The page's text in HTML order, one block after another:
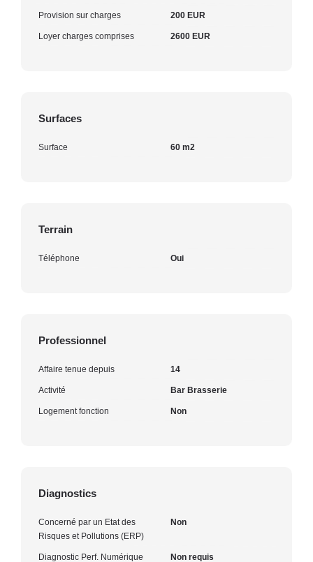
Provision sur charges 200 EUR
Loyer charges comprises 2600 EUR
Surfaces
Surface 60 m2
Terrain
Téléphone Oui
Professionnel
Affaire tenue depuis 14
Activité Bar Brasserie
Logement fonction Non
Diagnostics
Concerné par un Etat des
Risques et Pollutions (ERP)
Non
Diagnostic Perf. Numérique Non requis